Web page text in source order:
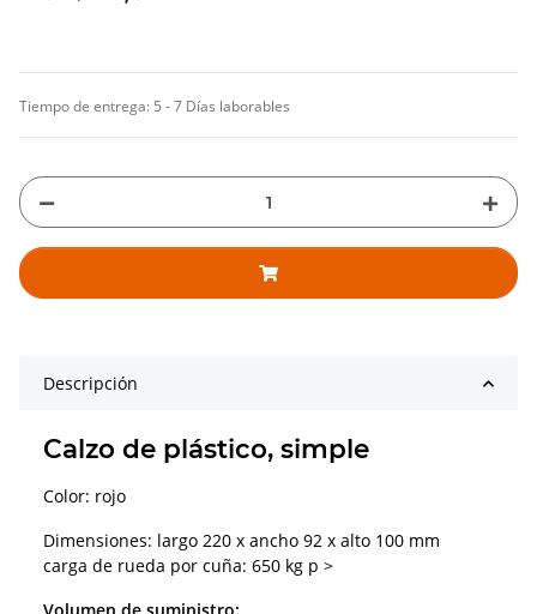
Tiempo de entrega: 5 - 7 Días laborables
Descripción
Calzo de plástico, simple
Color: rojo
Dimensiones: largo 220 x ancho 92 x alto 100 mm
carga de rueda por cuña: 650 kg p >